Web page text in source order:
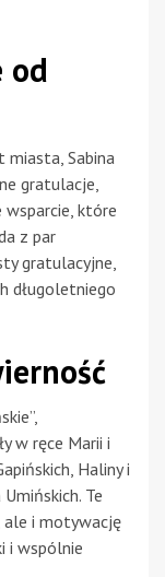
od
miasta, Sabina
gratulacje,
które
z par
gratulacyjne,
długoletniego
w ręce Marii i
Haliny i
Te
ale i motywację
i wspólnie